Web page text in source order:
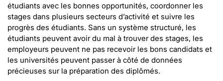
étudiants avec les bonnes opportunités, coordonner les
stages dans plusieurs secteurs d’activité et suivre les
progrès des étudiants. Sans un système structuré, les
étudiants peuvent avoir du mal à trouver des stages, les
employeurs peuvent ne pas recevoir les bons candidats et
les universités peuvent passer à côté de données
précieuses sur la préparation des diplômés.